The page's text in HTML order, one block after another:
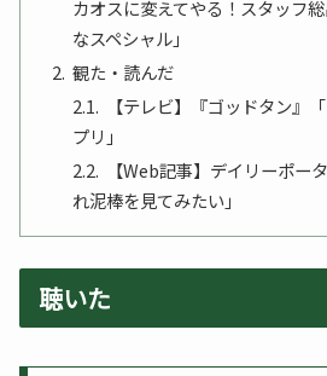
カオスに変えてやる！スタッフ
なスペシャル」
観た・読んだ
【テレビ】『ゴッドタン』
プリ」
【Web記事】デイリーポー
れ泥棒を見てみたい」
聴いた